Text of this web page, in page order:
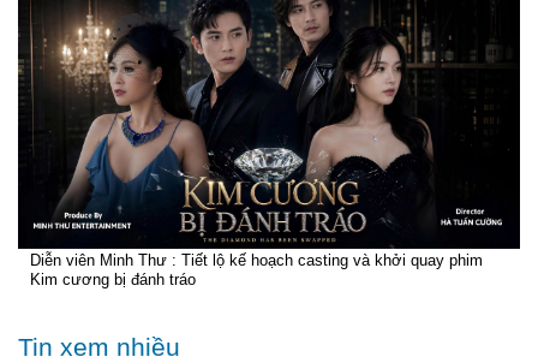
Diễn viên Minh Thư : Tiết lộ kế hoạch casting và khởi quay phim
Kim cương bị đánh tráo
Tin xem nhiều